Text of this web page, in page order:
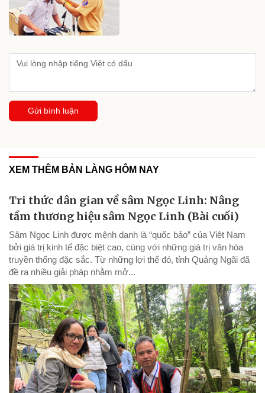
Gửi bình luận
XEM THÊM BẢN LÀNG HÔM NAY
Tri thức dân gian về sâm Ngọc Linh: Nâng
tầm thương hiệu sâm Ngọc Linh (Bài cuối)
Sâm Ngọc Linh được mệnh danh là “quốc bảo” của Việt Nam
bởi giá trị kinh tế đặc biệt cao, cùng với những giá trị văn hóa
truyền thống đặc sắc. Từ những lợi thế đó, tỉnh Quảng Ngãi đã
đề ra nhiều giải pháp nhằm mở...